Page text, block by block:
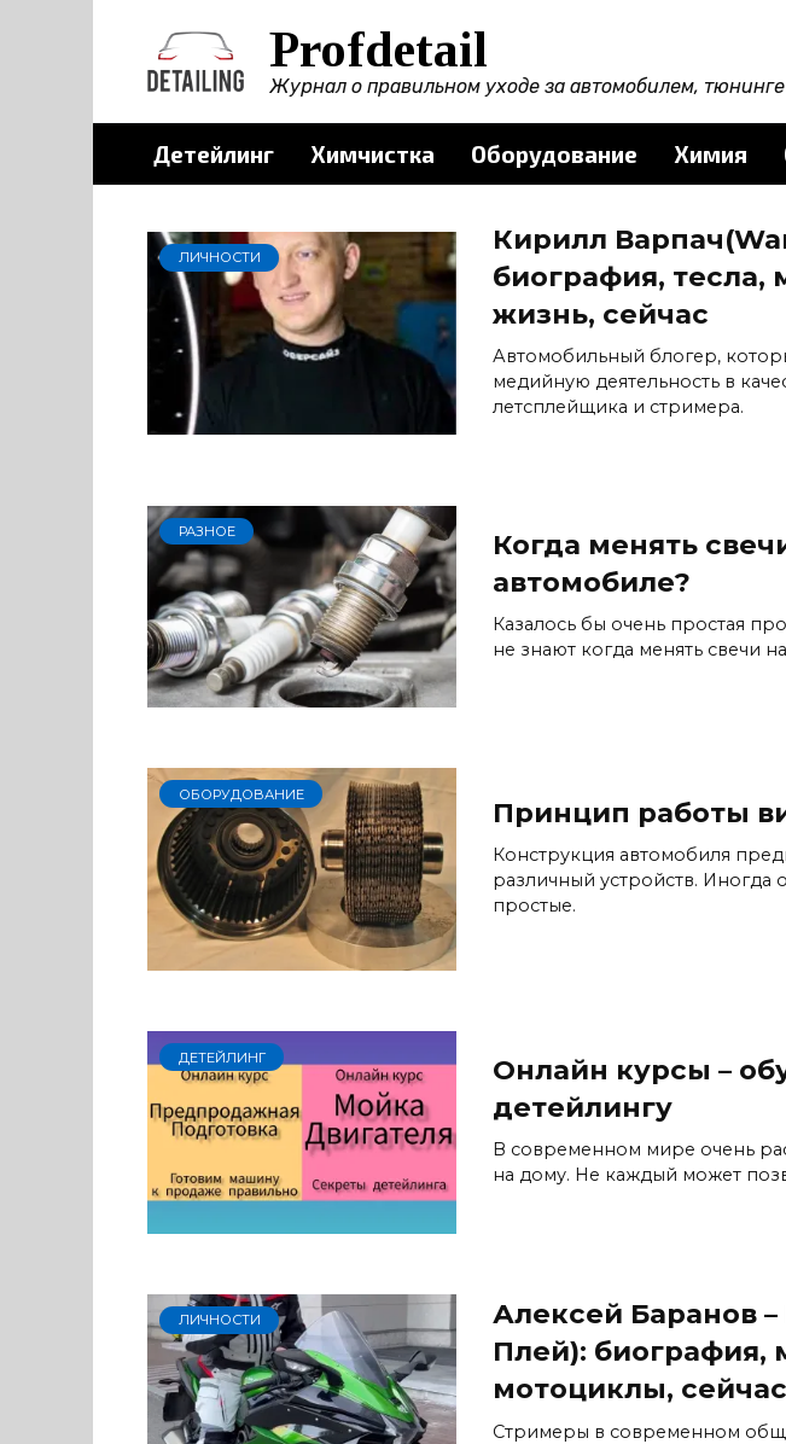
Profdetail
Журнал о правильном уходе за автомобилем,
Детейлинг Химчистка Оборудование Химия
ЛИЧНОСТИ
Кирилл
биография,
жизнь, сейчас
Автомобильный блогер,
медийную деятельность в
летсплейщика и стримера.
РАЗНОЕ
Когда менять
автомобиле?
Казалось бы очень простая
не знают когда менять свечи
ОБОРУДОВАНИЕ
Принцип работы
Конструкция автомобиля
различный устройств. Иногда
простые.
ДЕТЕЙЛИНГ
Онлайн курсы –
детейлингу
В современном мире очень
на дому. Не каждый может
ЛИЧНОСТИ
Алексей Баранов
Плей):
мотоциклы, сейчас
Стримеры в современном